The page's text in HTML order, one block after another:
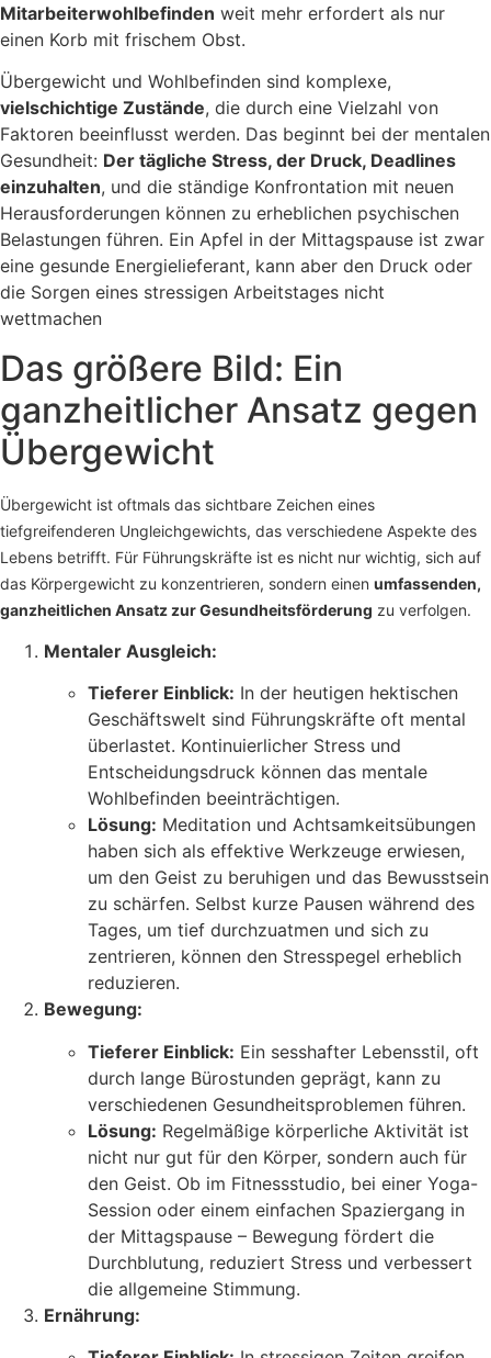
Mitarbeiterwohlbefinden weit mehr erfordert als nur
einen Korb mit frischem Obst.
Übergewicht und Wohlbefinden sind komplexe,
vielschichtige Zustände, die durch eine Vielzahl von
Faktoren beeinflusst werden. Das beginnt bei der mentalen
Gesundheit: Der tägliche Stress, der Druck, Deadlines
einzuhalten, und die ständige Konfrontation mit neuen
Herausforderungen können zu erheblichen psychischen
Belastungen führen. Ein Apfel in der Mittagspause ist zwar
eine gesunde Energielieferant, kann aber den Druck oder
die Sorgen eines stressigen Arbeitstages nicht
wettmachen
Das größere Bild: Ein
ganzheitlicher Ansatz gegen
Übergewicht
Übergewicht ist oftmals das sichtbare Zeichen eines
tiefgreifenderen Ungleichgewichts, das verschiedene Aspekte des
Lebens betrifft. Für Führungskräfte ist es nicht nur wichtig, sich auf
das Körpergewicht zu konzentrieren, sondern einen umfassenden,
ganzheitlichen Ansatz zur Gesundheitsförderung zu verfolgen.
Mentaler Ausgleich:
Tieferer Einblick: In der heutigen hektischen
Geschäftswelt sind Führungskräfte oft mental
überlastet. Kontinuierlicher Stress und
Entscheidungsdruck können das mentale
Wohlbefinden beeinträchtigen.
Lösung: Meditation und Achtsamkeitsübungen
haben sich als effektive Werkzeuge erwiesen,
um den Geist zu beruhigen und das Bewusstsein
zu schärfen. Selbst kurze Pausen während des
Tages, um tief durchzuatmen und sich zu
zentrieren, können den Stresspegel erheblich
reduzieren.
Bewegung:
Tieferer Einblick: Ein sesshafter Lebensstil, oft
durch lange Bürostunden geprägt, kann zu
verschiedenen Gesundheitsproblemen führen.
Lösung: Regelmäßige körperliche Aktivität ist
nicht nur gut für den Körper, sondern auch für
den Geist. Ob im Fitnessstudio, bei einer Yoga-
Session oder einem einfachen Spaziergang in
der Mittagspause – Bewegung fördert die
Durchblutung, reduziert Stress und verbessert
die allgemeine Stimmung.
Ernährung: